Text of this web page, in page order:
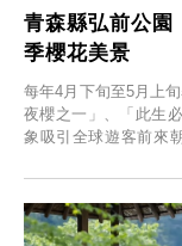
青森縣弘前公園
季櫻花美景
每年4月下旬至5月上
夜櫻之一」、「此生
象吸引全球遊客前來
「冬季櫻花燈光秀」。